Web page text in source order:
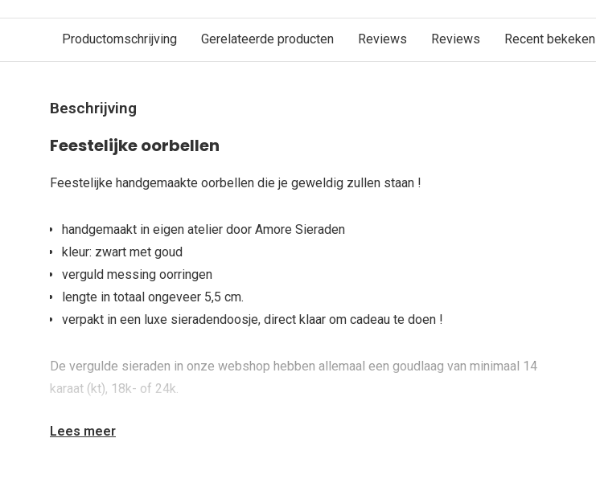
Productomschrijving Gerelateerde producten Reviews Reviews Recent bekeken
Beschrijving
Feestelijke oorbellen
Feestelijke handgemaakte oorbellen die je geweldig zullen staan !
handgemaakt in eigen atelier door Amore Sieraden
kleur: zwart met goud
verguld messing oorringen
lengte in totaal ongeveer 5,5 cm.
verpakt in een luxe sieradendoosje, direct klaar om cadeau te doen !
De vergulde sieraden in onze webshop hebben allemaal een goudlaag van minimaal 14
karaat (kt), 18k- of 24k.
Omdat de goudlaag dik is, zijn de sieraden
Lees meer